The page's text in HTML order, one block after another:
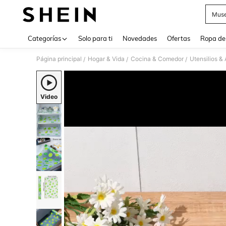
Categorías Solo para ti Novedades Ofertas Ropa
Página principal / Hogar & Vida / Cocina & Comedor / Utensilios &
Video